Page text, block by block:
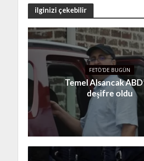
ilginizi çekebilir
FETÖ'DE BUGÜN
Temel Alsancak
deşifre oldu